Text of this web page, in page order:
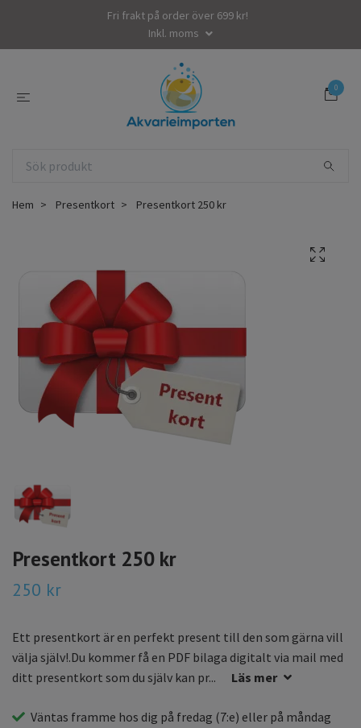
Fri frakt på order över 699 kr!
Inkl. moms
0
Hem Presentkort Presentkort 250 kr
Presentkort 250 kr
250 kr
Ett presentkort är en perfekt present till den som gärna vill
välja själv!.Du kommer få en PDF bilaga digitalt via mail med
ditt presentkort som du själv kan pr...
Läs mer
Väntas framme hos dig på fredag (7:e) eller på måndag